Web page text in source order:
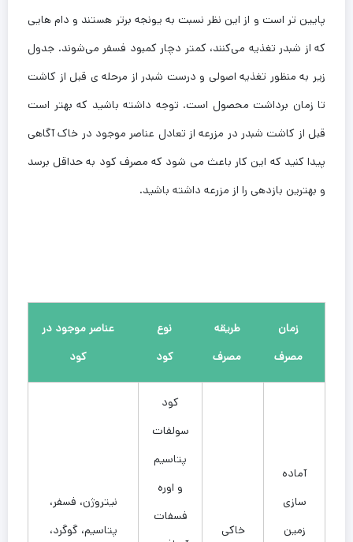
پایین ‌تر است و از این نظر نسبت به یونجه برتر هستند و دام‌ هایی
که از شبدر تغذیه می‌کنند، کمتر دچار کمبود فسفر می‌شوند. جدول
زیر به منظور تغذیه اصولی و درست شبدر از مرحله ی قبل از کاشت
تا زمان برداشت محصول است. توجه داشته باشید که بهتر است
قبل از کاشت شبدر در مزرعه از تعادل عناصر موجود در خاک آگاهی
پیدا کنید که این کار باعث می شود که مصرف کود به حداقل برسد
و بهترین بازدهی را از مزرعه داشته باشید.
زمان
مصرف
طریقه
مصرف
نوع
کود
عناصر موجود در
کود
آماده
سازی
زمین
خاکی
کود
سولفات
پتاسیم
و اوره
فسفات
نیتروژن، فسفر،
پتاسیم، گوگرد،